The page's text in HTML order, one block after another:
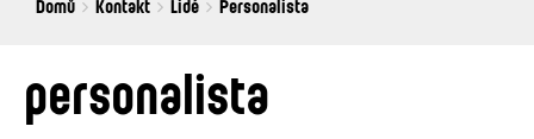
Breadcrumbs
You
Domů Kontakt Lidé Personalista
personalista